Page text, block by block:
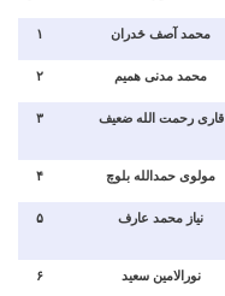
۱ محمد آصف ځدران
۲ محمد مدنی همیم
۳ قاری رحمت الله ضعیف
۴ مولوی حمدالله بلوچ
۵ نیاز محمد عارف
۶ نورالامین سعید